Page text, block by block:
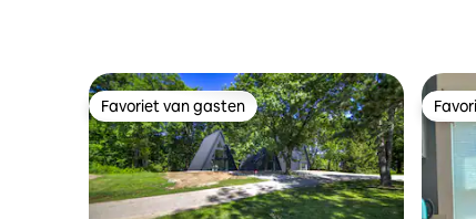
Favoriet van gasten
Favoriet van gasten